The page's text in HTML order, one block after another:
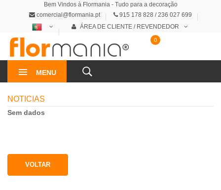
Bem Vindos à Flormania - Tudo para a decoração
comercial@flormania.pt
915 178 828 / 236 027 699
ÁREA DE CLIENTE / REVENDEDOR
MENU
0
NOTICIAS
Sem dados
VOLTAR